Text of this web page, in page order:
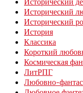
Исторический
Исторический
История
Классика
Короткий
Космическая
ЛитРПГ
Любовно-